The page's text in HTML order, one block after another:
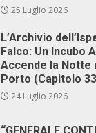
25 Luglio 2026
L’Archivio
Falco: Un Incubo
Accende la Notte
Porto (Capitolo
24 Luglio 2026